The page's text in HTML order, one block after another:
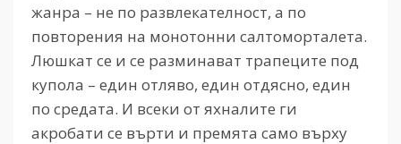
жанра – не по развлекателност, а по
повторения на монотонни салтоморталета.
Люшкат се и се разминават трапеците под
купола – един отляво, един отдясно, един
по средата. И всеки от яхналите ги
акробати се върти и премята само върху